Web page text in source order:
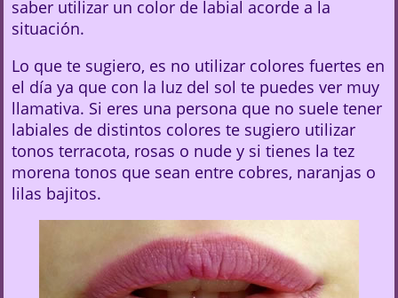
saber utilizar un color de labial acorde a la
situación.
Lo que te sugiero, es no utilizar colores fuertes en
el día ya que con la luz del sol te puedes ver muy
llamativa. Si eres una persona que no suele tener
labiales de distintos colores te sugiero utilizar
tonos terracota, rosas o nude y si tienes la tez
morena tonos que sean entre cobres, naranjas o
lilas bajitos.